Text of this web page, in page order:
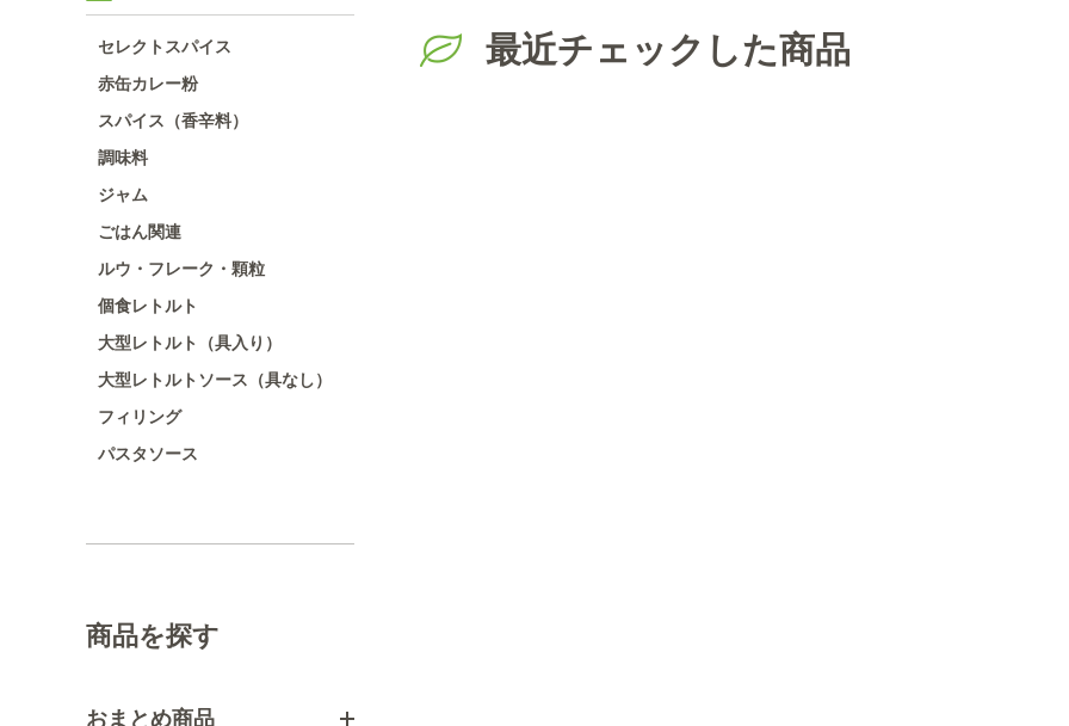
セレクトスパイス
赤缶カレー粉
スパイス（香辛料）
調味料
ジャム
ごはん関連
ルウ・フレーク・顆粒
個食レトルト
大型レトルト（具入り）
大型レトルトソース（具なし）
フィリング
パスタソース
商品を探す
おまとめ商品
最近チェックした商品